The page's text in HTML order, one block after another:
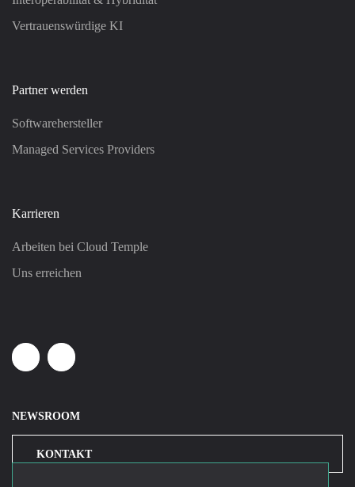
Vertrauenswürdige KI
Partner werden
Softwarehersteller
Managed Services Providers
Karrieren
Arbeiten bei Cloud Temple
Uns erreichen
LinkedinYoutube
NEWSROOM
KONTAKT